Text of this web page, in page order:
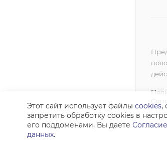
Этот сайт использует файлы cookies,
запретить обработку сookies в
его поддоменами, Вы даете
данных.